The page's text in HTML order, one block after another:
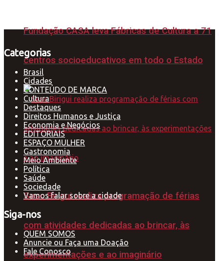
Fundação CASA leva Fábricas de Cultura a 71
centros socioeducativos em todo o Estado
Sesc Birigui realiza programação de férias
com atividades dedicadas ao brincar, às
experimentações e ao imaginário
Categorias
Brasil
Cidades
CONTEÚDO DE MARCA
Cultura
Destaques
Direitos Humanos e Justiça
Economia e Negócios
EDITORIAIS
ESPAÇO MULHER
Gastronomia
Meio Ambiente
Política
Saúde
Sociedade
Vamos falar sobre a cidade
Siga-nos
QUEM SOMOS
Anuncie ou Faça uma Doação
Fale Conosco